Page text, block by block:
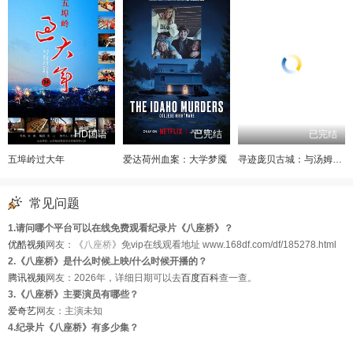
HD国语
五埠岭过大年
已完结
爱达荷州血案：大学梦魇
已完结
寻迹庞贝古城：与汤姆·希德勒斯顿同行
常见问题
1.请问哪个平台可以在线免费观看纪录片《八座桥》？
优酷视频网友：《八座桥》免vip在线观看地址 www.168df.com/df/185278.html
2.《八座桥》是什么时候上映/什么时候开播的？
腾讯视频网友：2026年，详细日期可以去百度百科查一查。
3.《八座桥》主要演员有哪些？
爱奇艺网友：主演未知
4.纪录片《八座桥》有多少集？